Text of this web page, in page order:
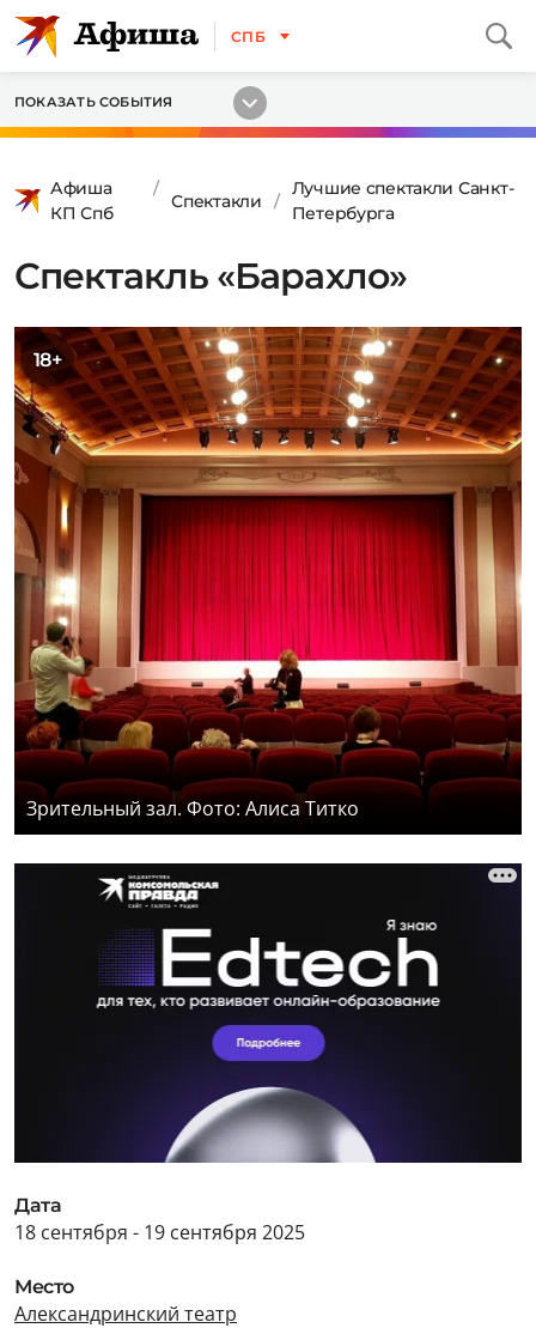
СПБ
ПОКАЗАТЬ СОБЫТИЯ
Афиша
КП Спб
Спектакли
Лучшие спектакли Санкт-
Петербурга
Спектакль «Барахло»
18+
Зрительный зал. Фото: Алиса Титко
Дата
18 сентября - 19 сентября 2025
Место
Александринский театр